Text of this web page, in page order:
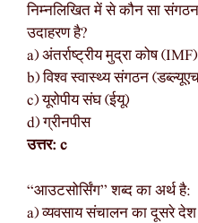
निम्नलिखित में से कौन सा
उदाहरण है?
a) अंतर्राष्ट्रीय मुद्रा कोष (IMF)
b) विश्व स्वास्थ्य संगठन
c) यूरोपीय संघ (ईयू)
d) ग्रीनपीस
उत्तर: c
“आउटसोर्सिंग” शब्द का अर्थ है:
a) व्यवसाय संचालन का दूसरे